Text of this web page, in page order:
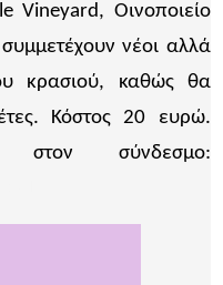
Vineyard, Οινοποιείο
νέοι αλλά
κρασιού, καθώς θα
Κόστος 20 ευρώ.
σύνδεσµο: